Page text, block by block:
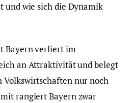
und wie sich die Dynamik
Bayern verliert im
an Attraktivität und belegt
nur noch
rangiert Bayern zwar